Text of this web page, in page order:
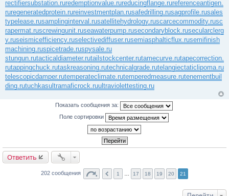
rectifiersubstation.ruredemptionvalue.rureducingflange.rureferenceantigen.
ruregeneratedprotein.rureinvestmentplan.rusafedrilling.rusagprofile.rusales
typelease.rusamplinginterval.rusatellitehydrology.ruscarcecommodity.rusc
rapermat.ruscrewingunit.ruseawaterpump.rusecondaryblock.rusecularclerg
y.ruseismicefficiency.ruselectivediffuser.rusemiasphalticflux.rusemifinish
machining.ruspicetrade.ruspysale.ru
stungun.rutacticaldiameter.rutailstockcenter.rutamecurve.rutapecorrection.
rutappingchuck.rutaskreasoning.rutechnicalgrade.rutelangiectaticlipoma.ru
telescopicdamper.rutemperateclimate.rutemperedmeasure.rutenementbuil
ding.rutuchkasultramaficrock.ruultraviolettesting.ru
Показать сообщения за:
Поле сортировки
Ответить
202 сообщения 1 17 18 19 20 21